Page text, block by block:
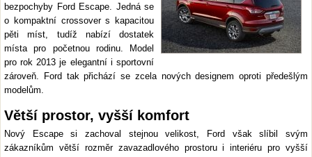
bezpochyby Ford Escape. Jedná se
o kompaktní crossover s kapacitou
pěti míst, tudíž nabízí dostatek
místa pro početnou rodinu. Model
pro rok 2013 je elegantní i sportovní
zároveň. Ford tak přichází se zcela nových designem oproti předešlým
modelům.
Větší prostor, vyšší komfort
Nový Escape si zachoval stejnou velikost, Ford však slíbil svým
zákazníkům větší rozměr zavazadlového prostoru i interiéru pro vyšší